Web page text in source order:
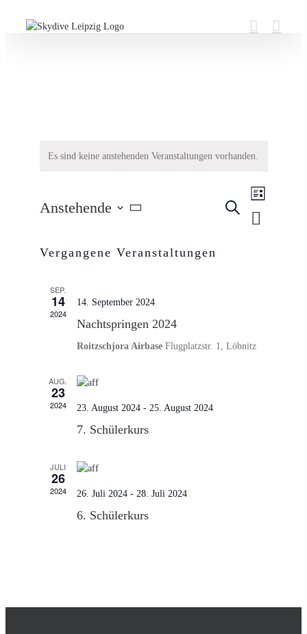
Inhalt
Es sind keine anstehenden Veranstaltungen vorhanden.
Suche
Navigation
Liste
Anstehende
wählen.
Vergangene Veranstaltungen
SEP.
14
2024
14. September 2024
Nachtspringen 2024
Roitzschjora Airbase Flugplatzstr. 1, Löbnitz
AUG.
23
2024 23. August 2024- 25. August 2024
7. Schülerkurs
JULI
26
2024 26. Juli 2024- 28. Juli 2024
6. Schülerkurs